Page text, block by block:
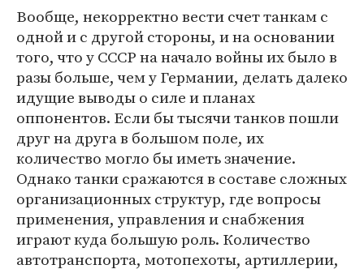
Вообще, некорректно вести счет танкам с
одной и с другой стороны, и на основании
того, что у СССР на начало войны их было в
разы больше, чем у Германии, делать далеко
идущие выводы о силе и планах
оппонентов. Если бы тысячи танков пошли
друг на друга в большом поле, их
количество могло бы иметь значение.
Однако танки сражаются в составе сложных
организационных структур, где вопросы
применения, управления и снабжения
играют куда большую роль. Количество
автотранспорта, мотопехоты, артиллерии,